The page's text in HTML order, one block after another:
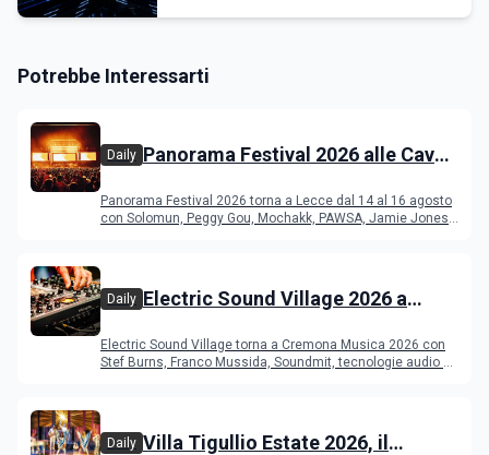
Potrebbe Interessarti
Daily Panorama Festival 2026 alle Cave
programma
Panorama Festival 2026 torna a Lecce dal 14 al 16 agosto
con Solomun, Peggy Gou, Mochakk, PAWSA, Jamie Jones
Daily Electric Sound Village 2026 a
Young Band Contest, il programma
Electric Sound Village torna a Cremona Musica 2026 con
Stef Burns, Franco Mussida, Soundmit, tecnologie audio e
Daily Villa Tigullio Estate 2026, il